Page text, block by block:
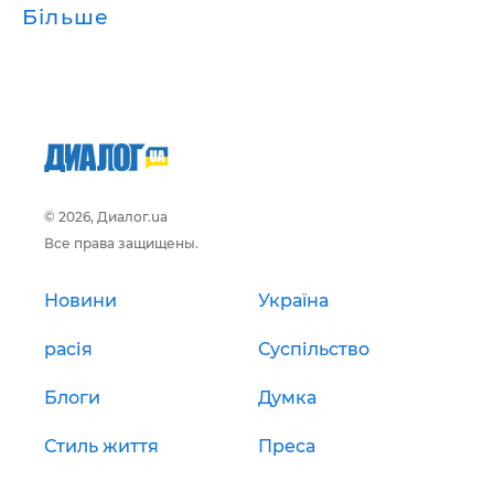
Більше
© 2026, Диалог.ua
Все права защищены.
Новини Україна
расія Суспільство
Блоги Думка
Стиль життя Преса